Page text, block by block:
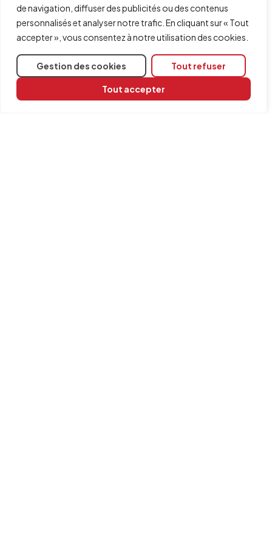
de navigation, diffuser des publicités ou des contenus
personnalisés et analyser notre trafic. En cliquant sur « Tout
accepter », vous consentez à notre utilisation des cookies.
Gestion des cookies Tout refuser
Tout accepter